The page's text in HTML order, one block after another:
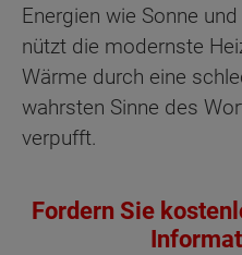
Energien wie Sonne
nützt die modernste
Wärme durch eine
wahrsten Sinne des
verpufft.
Fordern Sie